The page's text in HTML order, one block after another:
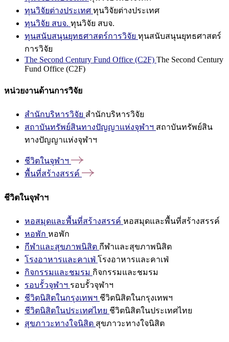
ทุนวิจัยต่างประเทศ ทุนวิจัยต่างประเทศ
ทุนวิจัย สบจ. ทุนวิจัย สบจ.
ทุนสนับสนุนยุทธศาสตร์การวิจัย ทุนสนับสนุนยุทธศาสตร์
การวิจัย
The Second Century Fund Office (C2F) The Second Century
Fund Office (C2F)
หน่วยงานด้านการวิจัย
สำนักบริหารวิจัย สำนักบริหารวิจัย
สถาบันทรัพย์สินทางปัญญาแห่งจุฬาฯ สถาบันทรัพย์สิน
ทางปัญญาแห่งจุฬาฯ
ชีวิตในจุฬาฯ
พื้นที่สร้างสรรค์
ชีวิตในจุฬาฯ
หอสมุดและพื้นที่สร้างสรรค์ หอสมุดและพื้นที่สร้างสรรค์
หอพัก หอพัก
กีฬาและสุขภาพนิสิต กีฬาและสุขภาพนิสิต
โรงอาหารและคาเฟ่ โรงอาหารและคาเฟ่
กิจกรรมและชมรม กิจกรรมและชมรม
รอบรั้วจุฬาฯ รอบรั้วจุฬาฯ
ชีวิตนิสิตในกรุงเทพฯ ชีวิตนิสิตในกรุงเทพฯ
ชีวิตนิสิตในประเทศไทย ชีวิตนิสิตในประเทศไทย
สุขภาวะทางใจนิสิต สุขภาวะทางใจนิสิต